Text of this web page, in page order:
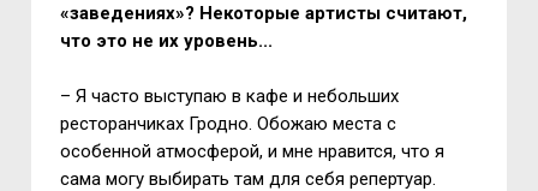
«заведениях»? Некоторые артисты считают,
что это не их уровень...
– Я часто выступаю в кафе и небольших
ресторанчиках Гродно. Обожаю места с
особенной атмосферой, и мне нравится, что я
сама могу выбирать там для себя репертуар.